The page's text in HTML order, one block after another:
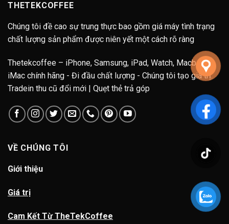
THETEKCOFFEE
Chúng tôi đề cao sự trung thực bao gồm giá máy tình trạng
chất lượng sản phẩm được niên yết một cách rõ ràng
Thetekcoffee – iPhone, Samsung, iPad, Watch, Macbook,
iMac chính hãng - Đi đầu chất lượng - Chúng tôi tạo giá trị.
Tradein thu cũ đổi mới | Quẹt thẻ trả góp
VỀ CHÚNG TÔI
Giới thiệu
Giá trị
Cam Kết Từ TheTekCoffee